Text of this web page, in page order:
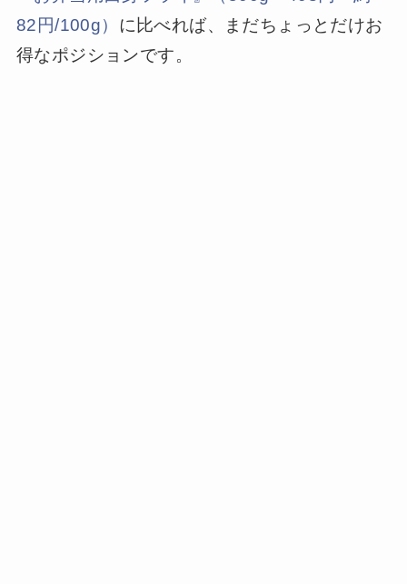
82円/100g） に比べれば、まだちょっとだけお
得なポジションです。